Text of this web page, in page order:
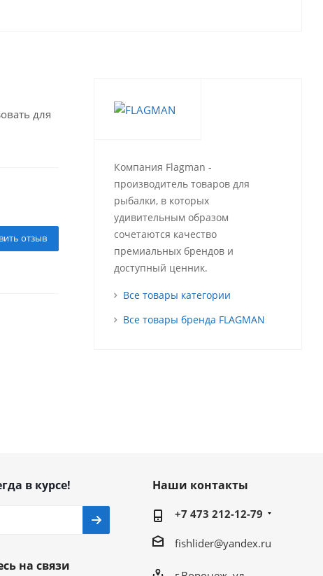
для
отзыв
Компания Flagman -
производитель товаров для
рыбалки, в которых
удивительным образом
сочетаются качество
премиальных брендов и
доступный ценник.
Все товары категории
Все товары бренда FLAGMAN
в курсе!
на связи
Наши контакты
+7 473 212-12-79
fishlider@yandex.ru